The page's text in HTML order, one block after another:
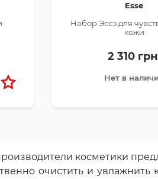
Esse
Набор Эссэ для
кожи
2 310
Нет в
косметики
очистить и увлажнить